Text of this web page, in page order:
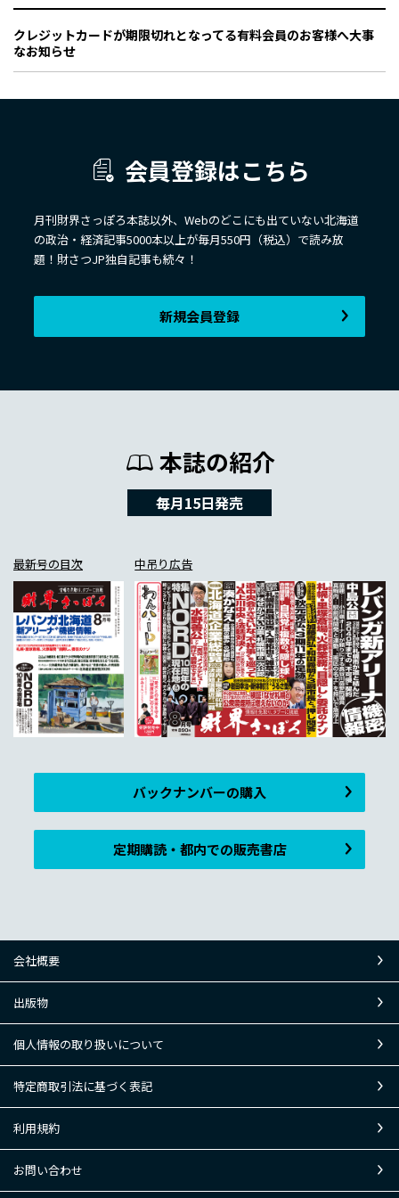
クレジットカードが期限切れとなってる有料会員のお客様へ大事
なお知らせ
会員登録はこちら
月刊財界さっぽろ本誌以外、Webのどこにも出ていない北海道
の政治・経済記事5000本以上が毎月550円（税込）で読み放
題！財さつJP独自記事も続々！
新規会員登録
本誌の紹介
毎月15日発売
最新号の目次 中吊り広告
バックナンバーの購入
定期購読・都内での販売書店
会社概要
出版物
個人情報の取り扱いについて
特定商取引法に基づく表記
利用規約
お問い合わせ